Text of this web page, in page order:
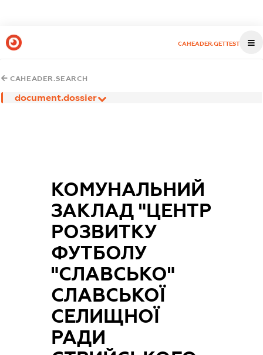
CAHEADER.GETTEST
CAHEADER.SEARCH
document.dossier
КОМУНАЛЬНИЙ
ЗАКЛАД "ЦЕНТР
РОЗВИТКУ
ФУТБОЛУ
"СЛАВСЬКО"
СЛАВСЬКОЇ
СЕЛИЩНОЇ
РАДИ